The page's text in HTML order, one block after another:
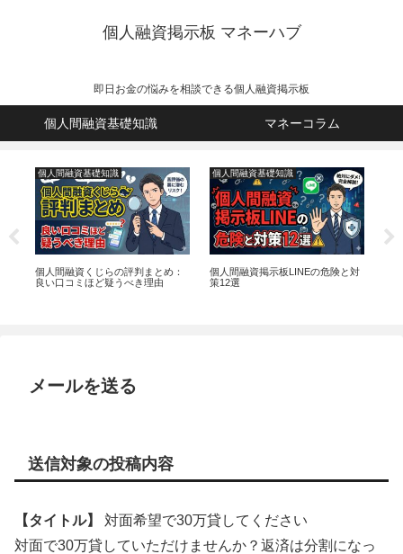
個人融資掲示板 マネーハブ
即日お金の悩みを相談できる個人融資掲示板
個人間融資基礎知識 マネーコラム
個人間融資基礎知識
個人間融資くじらの評判まとめ：
良い口コミほど疑うべき理由
個人間融資基礎知識
個人間融資掲示板LINEの危険と対
策12選
メールを送る
送信対象の投稿内容
【タイトル】
対面希望で30万貸してください
対面で30万貸していただけませんか？返済は分割になっ